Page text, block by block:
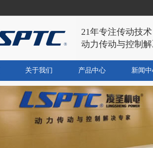
21年专注传动技术
动力传动与控制
关于我们 产品中心 新闻